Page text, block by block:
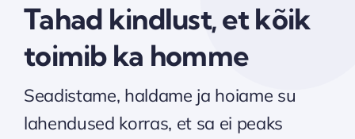
Tahad kindlust, et kõik
toimib ka homme
Seadistame, haldame ja hoiame su
lahendused korras, et sa ei peaks